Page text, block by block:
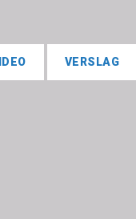
VERSLAG